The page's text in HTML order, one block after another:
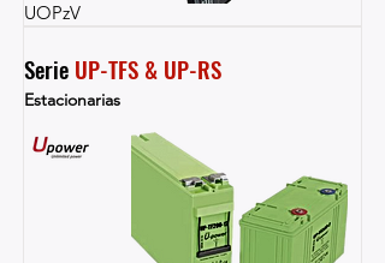
UOPzV
Serie UP-TFS & UP-RS
Estacionarias